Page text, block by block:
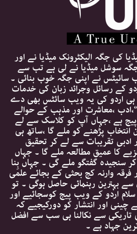
کی جگہ الیکٹرونک میڈیا نے اور
جگہ سوشل میڈیا نے لی ہے تب سے
سائیٹس نے اپنی جگہ خوب بنائی ۔
کے رسائل وجرائد زبان کی خدمات
ہی اردو کی یہ ویب سائٹس بھی دے
‘‘،ادب ،معاشرت اور مذہب کے حوالے
ہے ،جہاں آپ کو کلاسک سے لے
انتخاب پڑھنے کو ملے گا ،ساتھ ہی
تقریبات سے لے کر تحقیق
کا عمیق مطالعہ ملے گا ۔ جہاں
سنجیدہ گفتگو ملے گی ۔ جہاں بِنا
وارنہ کج بحثی کے بجائے علمی
بہترین رہنمائی حاصل ہوگی ۔ تو
اردو کے ویب پیج کوسجائیے اور
اور انتشار کو دورکیجیے کہ
سے نکالنا ہی سب سے افضل
جہاد ہے ۔